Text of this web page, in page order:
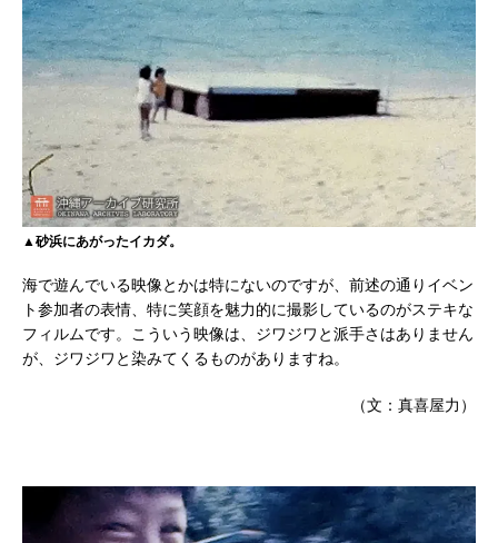
▲砂浜にあがったイカダ。
海で遊んでいる映像とかは特にないのですが、前述の通りイベン
ト参加者の表情、特に笑顔を魅力的に撮影しているのがステキな
フィルムです。こういう映像は、ジワジワと派手さはありません
が、ジワジワと染みてくるものがありますね。
（文：真喜屋力）